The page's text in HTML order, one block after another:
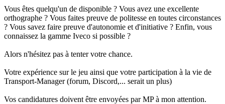
Vous êtes quelqu'un de disponible ? Vous avez une excellente
orthographe ? Vous faites preuve de politesse en toutes circonstances
? Vous savez faire preuve d'autonomie et d'initiative ? Enfin, vous
connaissez la gamme Iveco si possible ?
Alors n'hésitez pas à tenter votre chance.
Votre expérience sur le jeu ainsi que votre participation à la vie de
Transport-Manager (forum, Discord,... serait un plus)
Vos candidatures doivent être envoyées par MP à mon attention.